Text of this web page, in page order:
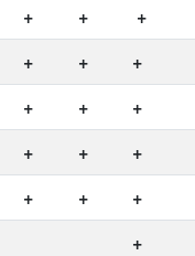
+ +
+
+ +
+
+ +
+
+ +
+
+ +
+
+